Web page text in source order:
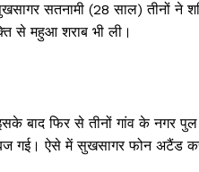
सतनामी (28 साल) तीनों ने
से महुआ शराब भी ली।
बाद फिर से तीनों गांव के नगर
बज गई। ऐसे में सुखसागर फोन अटैंड